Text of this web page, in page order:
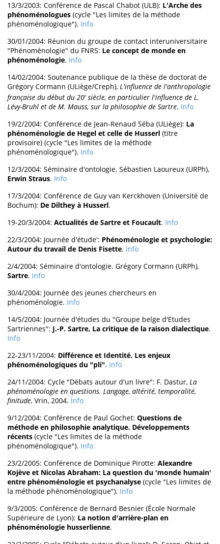
13/3/2003: Conférence de Pascal Chabot (ULB): L'Arche des
phénoménologues (cycle "Les limites de la méthode
phénoménologique"). Info
30/01/2004: Réunion du groupe de contact interuniversitaire
"Phénoménologie" du FNRS: Le concept de monde en
phénoménologie. Info
14/02/2004: Soutenance publique de la thèse de doctorat de
Grégory Cormann (ULiège/Creph), L'influence de l'anthropologie
française du début du 20esiècle, en particulier l'influence de L.
Lévy-Bruhl et de M. Mauss, sur la philosophie de Sartre. Info
19/2/2004: Conférence de Jean-Renaud Séba (ULiège): La
phénoménologie de Hegel et celle de Husserl (titre
provisoire) (cycle "Les limites de la méthode
phénoménologique"). Info
12/3/2004: Séminaire d'ontologie. Sébastien Laoureux (URPh),
Erwin Straus. Info
17/3/2004: Conférence de Guy van Kerckhoven (Université de
Bochum): De Dilthey à Husserl.
19-20/3/2004: Actualités de Sartre et Foucault. Info
22/3/2004: Journée d'étude': Phénoménologie et psychologie:
Autour du travail de Denis Fisette. Info
2/4/2004: Séminaire d'ontologie. Grégory Cormann (URPh),
Sartre. Info
30/4/2004: Journée des jeunes chercheurs en
phénoménologie. Info
14/5/2004: Journée d'études du "Groupe belge d'Etudes
Sartriennes": J.-P. Sartre, La critique de la raison dialectique.
Info
22-23/11/2004: Différence et Identité. Les enjeux
phénoménologiques du "pli". Info
24/11/2004: Cycle "Débats autour d'un livre": F. Dastur, La
phénoménologie en questions. Langage, altérité, temporalité,
finitude, Vrin, 2004. Info
9/12/2004: Conférence de Paul Gochet: Questions de
méthode en philosophie analytique. Développements
récents (cycle "Les limites de la méthode
phénoménologique"). Info
23/2/2005: Conférence de Dominique Pirotte: Alexandre
Kojève et Nicolas Abraham: La question du 'monde humain'
entre phénoménologie et psychanalyse (cycle "Les limites de
la méthode phénoménologique"). Info
9/3/2005: Conférence de Bernard Besnier (École Normale
Supérieure de Lyon): La notion d'arrière-plan en
phénoménologie husserlienne.